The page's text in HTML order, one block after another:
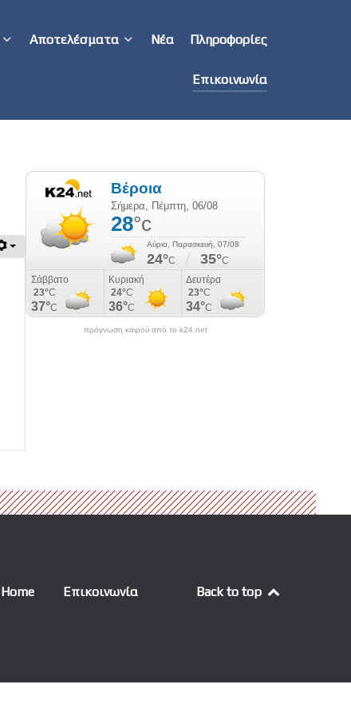
Αποτελέσματα Νέα Πληροφορίες
Επικοινωνία
πρόγνωση καιρού από το k24.net
Home Επικοινωνία Back to top